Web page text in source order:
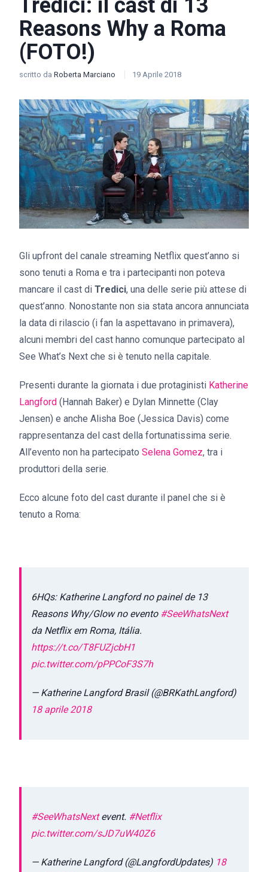
Tredici: il cast di 13
Reasons Why a Roma
(FOTO!)
scritto da Roberta Marciano 19 Aprile 2018
Gli upfront del canale streaming Netflix quest’anno si
sono tenuti a Roma e tra i partecipanti non poteva
mancare il cast di Tredici, una delle serie più attese di
quest’anno. Nonostante non sia stata ancora annunciata
la data di rilascio (i fan la aspettavano in primavera),
alcuni membri del cast hanno comunque partecipato al
See What’s Next che si è tenuto nella capitale.
Presenti durante la giornata i due protaginisti Katherine
Langford (Hannah Baker) e Dylan Minnette (Clay
Jensen) e anche Alisha Boe (Jessica Davis) come
rappresentanza del cast della fortunatissima serie.
All’evento non ha partecipato Selena Gomez, tra i
produttori della serie.
Ecco alcune foto del cast durante il panel che si è
tenuto a Roma:
6HQs: Katherine Langford no painel de 13
Reasons Why/Glow no evento #SeeWhatsNext
da Netflix em Roma, Itália.
https://t.co/T8FUZjcbH1
pic.twitter.com/pPPCoF3S7h
— Katherine Langford Brasil (@BRKathLangford)
18 aprile 2018
#SeeWhatsNextevent. #Netflix
pic.twitter.com/sJD7uW40Z6
— Katherine Langford (@LangfordUpdates) 18